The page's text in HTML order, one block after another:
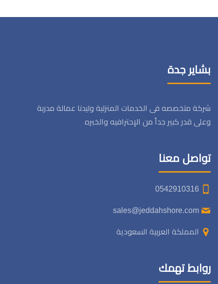
بشاير جدة
شركة متخصصه فى الخدمات المنزلية وليدنا عمالة مدربة
وعلى قدر كبير جداً من الإحترافيه والخبره
تواصل معنا
المملكة العربية السعودية
روابط تهمك